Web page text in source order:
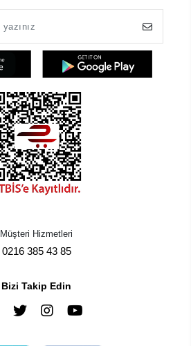
Müşteri Hizmetleri
0216 385 43 85
Bizi Takip Edin